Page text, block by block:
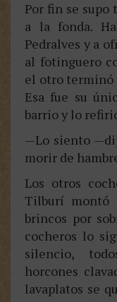
Por fin se
a la fonda.
Pedralves y a
al fotinguero
el otro terminó
Esa fue su
barrio y lo
—Lo siento
morir de
Los otros
Tilburí montó
brincos por
cocheros lo
silencio,
horcones
lavaplatos se